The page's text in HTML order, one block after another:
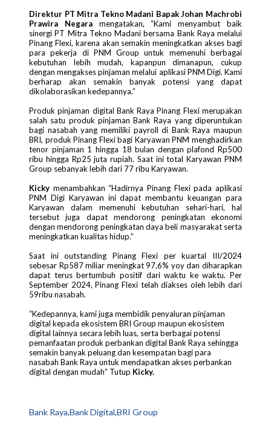
Direktur PT Mitra Tekno Madani Bapak Johan Machrobi
Prawira Negaramengatakan, “Kami menyambut baik
sinergi PT Mitra Tekno Madani bersama Bank Raya melalui
Pinang Flexi, karena akan semakin meningkatkan akses bagi
para pekerja di PNM Group untuk memenuhi berbagai
kebutuhan lebih mudah, kapanpun dimanapun, cukup
dengan mengakses pinjaman melalui aplikasi PNM Digi. Kami
berharap akan semakin banyak potensi yang dapat
dikolaborasikan kedepannya.”
Produk pinjaman digital Bank Raya Pinang Flexi merupakan
salah satu produk pinjaman Bank Raya yang diperuntukan
bagi nasabah yang memiliki payroll di Bank Raya maupun
BRI, produk Pinang Flexi bagi Karyawan PNM menghadirkan
tenor pinjaman 1 hingga 18 bulan dengan plafond Rp500
ribu hingga Rp25 juta rupiah. Saat ini total Karyawan PNM
Group sebanyak lebih dari 77 ribu Karyawan.
Kicky menambahkan “Hadirnya Pinang Flexi pada aplikasi
PNM Digi Karyawan ini dapat membantu keuangan para
Karyawan dalam memenuhi kebutuhan sehari-hari, hal
tersebut juga dapat mendorong peningkatan ekonomi
dengan mendorong peningkatan daya beli masyarakat serta
meningkatkan kualitas hidup.”
Saat ini outstanding Pinang Flexi per kuartal III/2024
sebesar Rp587 miliar meningkat 97,6% yoy dan diharapkan
dapat terus bertumbuh positif dari waktu ke waktu. Per
September 2024, Pinang Flexi telah diakses oleh lebih dari
59ribu nasabah.
“Kedepannya, kami juga membidik penyaluran pinjaman
digital kepada ekosistem BRI Group maupun ekosistem
digital lainnya secara lebih luas, serta berbagai potensi
pemanfaatan produk perbankan digital Bank Raya sehingga
semakin banyak peluang dan kesempatan bagi para
nasabah Bank Raya untuk mendapatkan akses perbankan
digital dengan mudah” Tutup Kicky.
Bank Raya,Bank Digital,BRI Group